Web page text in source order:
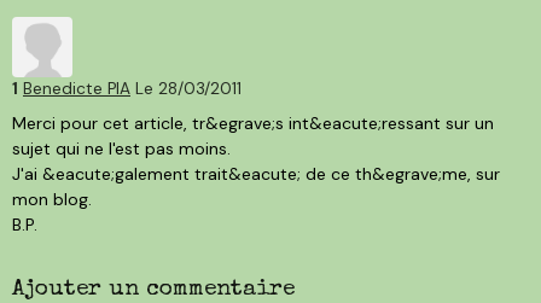
1 Benedicte PIA Le 28/03/2011
Merci pour cet article, tr&egrave;s int&eacute;ressant sur un
sujet qui ne l'est pas moins.
J'ai &eacute;galement trait&eacute; de ce th&egrave;me, sur
mon blog.
B.P.
Ajouter un commentaire